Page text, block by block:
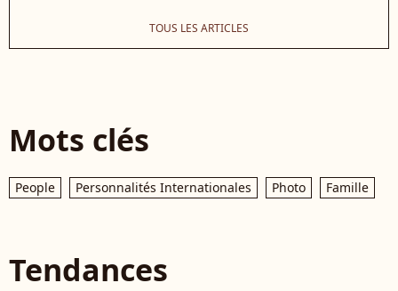
TOUS LES ARTICLES
Mots clés
People Personnalités Internationales Photo Famille
Tendances